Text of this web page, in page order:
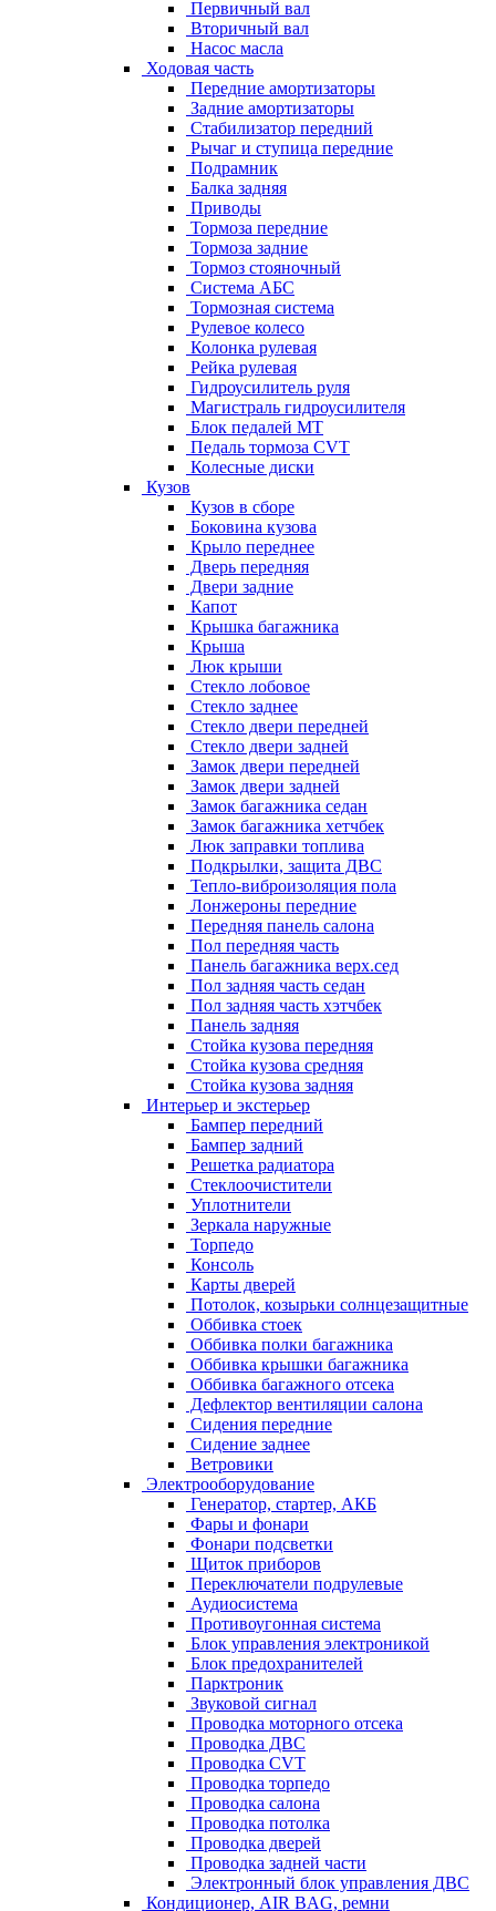
Первичный вал
Вторичный вал
Насос масла
Ходовая часть
Передние амортизаторы
Задние амортизаторы
Стабилизатор передний
Рычаг и ступица передние
Подрамник
Балка задняя
Приводы
Тормоза передние
Тормоза задние
Тормоз стояночный
Система АБС
Тормозная система
Рулевое колесо
Колонка рулевая
Рейка рулевая
Гидроусилитель руля
Магистраль гидроусилителя
Блок педалей МТ
Педаль тормоза CVT
Колесные диски
Кузов
Кузов в сборе
Боковина кузова
Крыло переднее
Дверь передняя
Двери задние
Капот
Крышка багажника
Крыша
Люк крыши
Стекло лобовое
Стекло заднее
Стекло двери передней
Стекло двери задней
Замок двери передней
Замок двери задней
Замок багажника седан
Замок багажника хетчбек
Люк заправки топлива
Подкрылки, защита ДВС
Тепло-виброизоляция пола
Лонжероны передние
Передняя панель салона
Пол передняя часть
Панель багажника верх.сед
Пол задняя часть седан
Пол задняя часть хэтчбек
Панель задняя
Стойка кузова передняя
Стойка кузова средняя
Стойка кузова задняя
Интерьер и экстерьер
Бампер передний
Бампер задний
Решетка радиатора
Стеклоочистители
Уплотнители
Зеркала наружные
Торпедо
Консоль
Карты дверей
Потолок, козырьки солнцезащитные
Оббивка стоек
Оббивка полки багажника
Оббивка крышки багажника
Оббивка багажного отсека
Дефлектор вентиляции салона
Сидения передние
Сидение заднее
Ветровики
Электрооборудование
Генератор, стартер, АКБ
Фары и фонари
Фонари подсветки
Щиток приборов
Переключатели подрулевые
Аудиосистема
Противоугонная система
Блок управления электроникой
Блок предохранителей
Парктроник
Звуковой сигнал
Проводка моторного отсека
Проводка ДВС
Проводка CVT
Проводка торпедо
Проводка салона
Проводка потолка
Проводка дверей
Проводка задней части
Электронный блок управления ДВС
Кондиционер, AIR BAG, ремни